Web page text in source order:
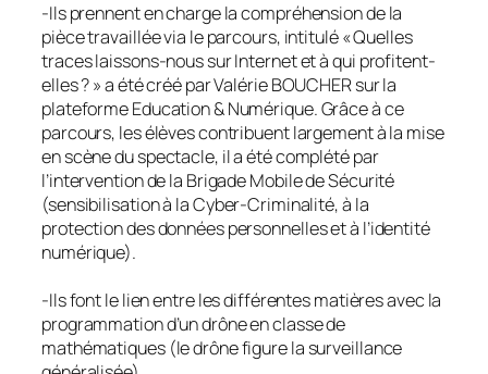
-Ils prennent en charge la compréhension de la
pièce travaillée via le parcours, intitulé « Quelles
traces laissons-nous sur Internet et à qui profitent-
elles ? » a été créé par Valérie BOUCHER sur la
plateforme Education & Numérique. Grâce à ce
parcours, les élèves contribuent largement à la mise
en scène du spectacle, il a été complété par
l’intervention de la Brigade Mobile de Sécurité
(sensibilisation à la Cyber-Criminalité, à la
protection des données personnelles et à l’identité
numérique).
-Ils font le lien entre les différentes matières avec la
programmation d’un drône en classe de
mathématiques (le drône figure la surveillance